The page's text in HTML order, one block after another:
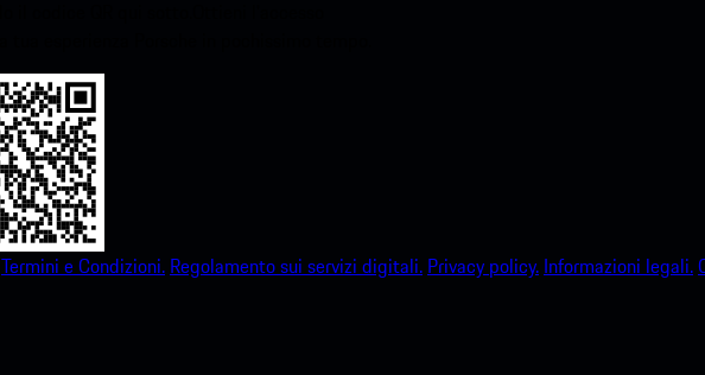
Termini e Condizioni. Regolamento sui servizi digitali. Privacy policy. Informazioni legali.